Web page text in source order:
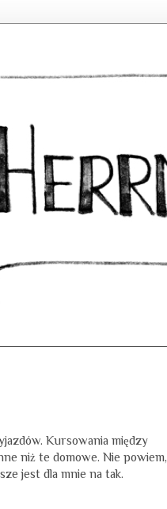
Kursowania między
niż te domowe. Nie powiem,
jest dla mnie na tak.